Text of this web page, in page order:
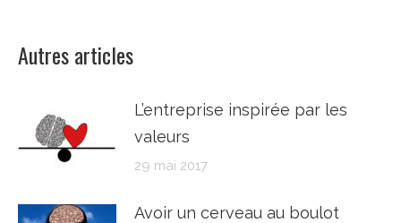
Autres articles
L’entreprise inspirée par les
valeurs
29 mai 2017
Avoir un cerveau au boulot